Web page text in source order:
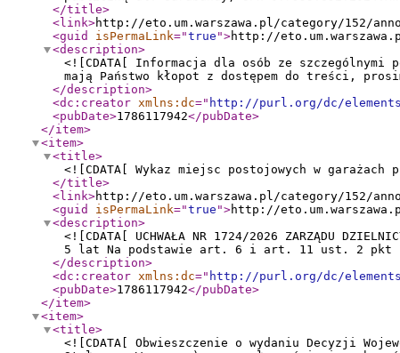
</title>
<link>http://eto.um.warszawa.pl/category/152/
<guid
isPermaLink="true ">http://
<description>
<![CDATA[ Informacja dla osób ze szczególnymi
mają Państwo kłopot z dostępem do treści,
</description>
<dc:creator xmlns:dc=" http://purl.org/dc/
<pubDate>1786117942</pubDate>
</item>
<item>
<title>
<![CDATA[ Wykaz miejsc postojowych w
</title>
<link>http://eto.um.warszawa.pl/category/152/
<guid
isPermaLink="true ">http://
<description>
<![CDATA[ UCHWAŁA NR 1724/2026 ZARZĄDU
5 lat Na podstawie art. 6 i art. 11 ust. 2
</description>
<dc:creator xmlns:dc=" http://purl.org/dc/
<pubDate>1786117942</pubDate>
</item>
<item>
<title>
<![CDATA[ Obwieszczenie o wydaniu Decyzji